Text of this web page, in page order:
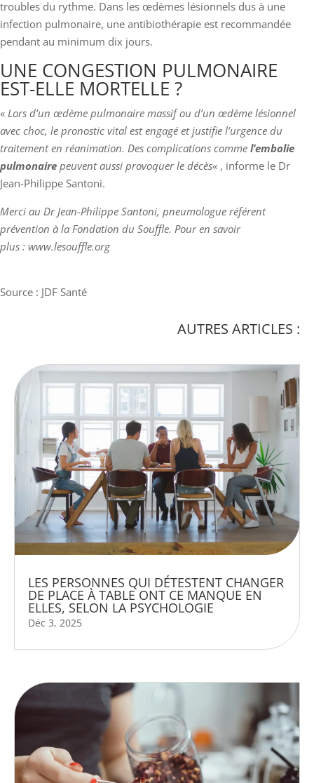
troubles du rythme. Dans les œdèmes lésionnels dus à une
infection pulmonaire, une antibiothérapie est recommandée
pendant au minimum dix jours.
UNE CONGESTION PULMONAIRE
EST-ELLE MORTELLE ?
« Lors d’un œdème pulmonaire massif ou d’un œdème lésionnel
avec choc, le pronostic vital est engagé et justifie l’urgence du
traitement en réanimation. Des complications comme l’embolie
pulmonaire peuvent aussi provoquer le décès« , informe le Dr
Jean-Philippe Santoni.
Merci au Dr Jean-Philippe Santoni, pneumologue référent
prévention à la Fondation du Souffle. Pour en savoir
plus : www.lesouffle.org
Source : JDF Santé
AUTRES ARTICLES :
LES PERSONNES QUI DÉTESTENT CHANGER
DE PLACE À TABLE ONT CE MANQUE EN
ELLES, SELON LA PSYCHOLOGIE
Déc 3, 2025